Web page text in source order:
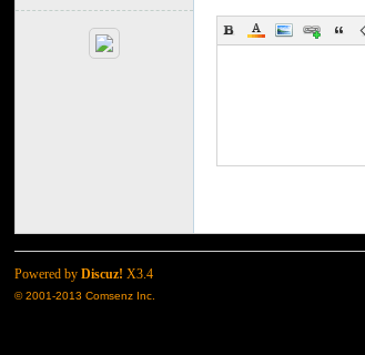
天
Powered byDiscuz! X3.4
© 2001-2013Comsenz Inc.